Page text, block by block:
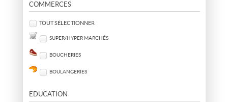
COMMERCES
TOUT SÉLECTIONNER
SUPER/HYPER MARCHÉS
BOUCHERIES
BOULANGERIES
EDUCATION